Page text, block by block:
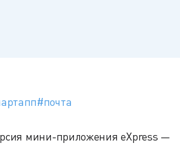
#почта
мини-приложения eXpress —